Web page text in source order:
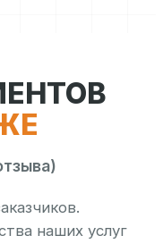
наших услуг